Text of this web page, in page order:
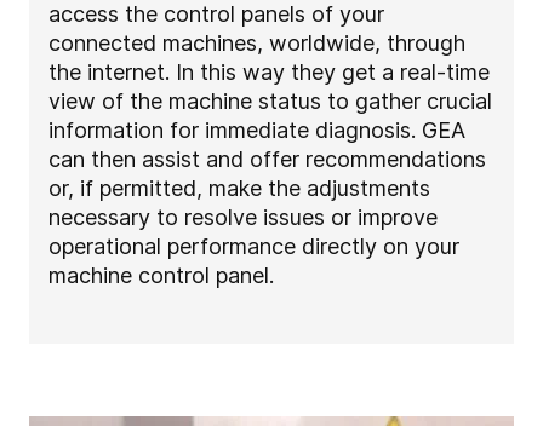
access the control panels of your
connected machines, worldwide, through
the internet. In this way they get a real-time
view of the machine status to gather crucial
information for immediate diagnosis. GEA
can then assist and offer recommendations
or, if permitted, make the adjustments
necessary to resolve issues or improve
operational performance directly on your
machine control panel.